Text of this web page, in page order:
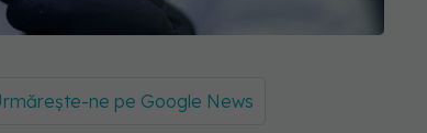
ne pe Google News